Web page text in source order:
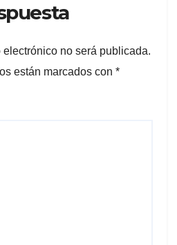
no será publicada.
están marcados con *